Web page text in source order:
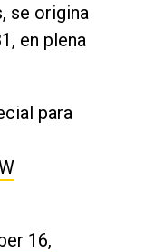
se origina
en plena
para
16,